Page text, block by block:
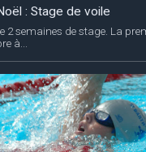
: Stage de voile
2 semaines de stage. La
à...